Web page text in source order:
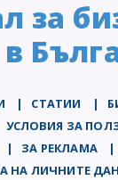
за
| СТАТИИ |
УСЛОВИЯ ЗА
| ЗА РЕКЛАМА |
НА ЛИЧНИТЕ